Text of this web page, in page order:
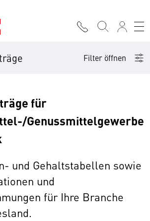
Filter öffnen
für
Genussmittelgewerbe
und Gehaltstabellen sowie
und
für Ihre Branche